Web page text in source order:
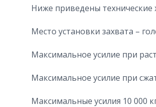
Ниже приведены технические
Место установки захвата –
Максимальное усилие при
Максимальное усилие при
Максимальные усилия 10 000